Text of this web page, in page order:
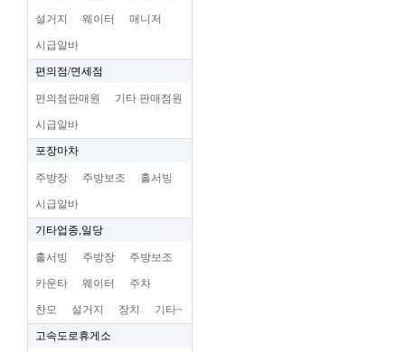
설거지 웨이터 매니저
시급알바
편의점/면세점
편의점판매원 기타 판매점원
시급알바
포장마차
주방장 주방보조 홀서빙
시급알바
기타업종,일당
홀서빙 주방장 주방보조
카운타 웨이터 주차
찬모 설거지 장치 기타~
고속도로휴게소